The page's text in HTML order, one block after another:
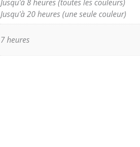
Jusqu'à 8 heures (toutes les couleurs)
Jusqu'à 20 heures (une seule couleur)
7 heures